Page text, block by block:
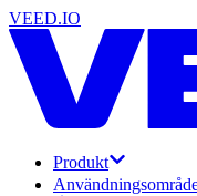
VEED.IO
Produkt